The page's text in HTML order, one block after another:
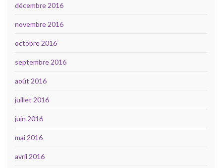
décembre 2016
novembre 2016
octobre 2016
septembre 2016
août 2016
juillet 2016
juin 2016
mai 2016
avril 2016